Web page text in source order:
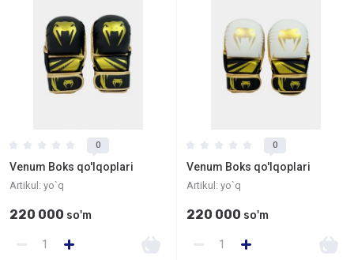
0
Venum Boks qo'lqoplari
Artikul: yo`q
220 000 so'm
0
Venum Boks qo'lqoplari
Artikul: yo`q
220 000 so'm